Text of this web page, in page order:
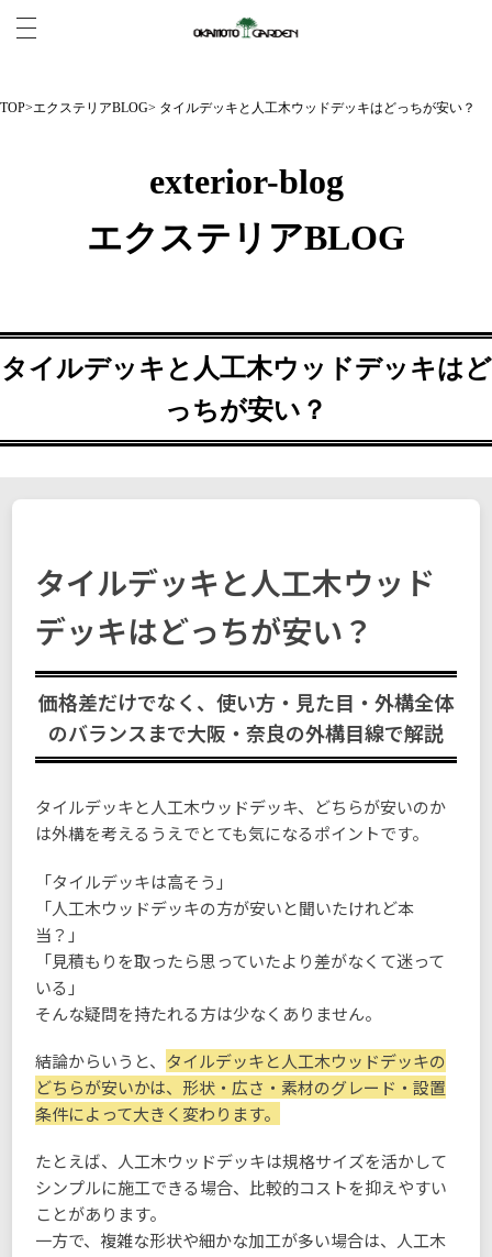
TOP>エクステリアBLOG> タイルデッキと人工木ウッドデッキはどっちが安い？
exterior-blog
エクステリアBLOG
タイルデッキと人工木ウッドデッキはど
っちが安い？
タイルデッキと人工木ウッド
デッキはどっちが安い？
価格差だけでなく、使い方・見た目・外構全体
のバランスまで大阪・奈良の外構目線で解説
タイルデッキと人工木ウッドデッキ、どちらが安いのか
は外構を考えるうえでとても気になるポイントです。
「タイルデッキは高そう」
「人工木ウッドデッキの方が安いと聞いたけれど本
当？」
「見積もりを取ったら思っていたより差がなくて迷って
いる」
そんな疑問を持たれる方は少なくありません。
結論からいうと、 タイルデッキと人工木ウッドデッキの
どちらが安いかは、形状・広さ・素材のグレード・設置
条件によって大きく変わります。
たとえば、人工木ウッドデッキは規格サイズを活かして
シンプルに施工できる場合、比較的コストを抑えやすい
ことがあります。
一方で、複雑な形状や細かな加工が多い場合は、人工木